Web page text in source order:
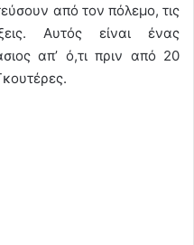
από τον πόλεμο, τις
Αυτός είναι ένας
απ’ ό,τι πριν από 20